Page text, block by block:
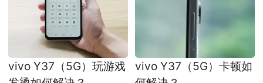
vivo Y37（5G）玩游戏
vivo Y37（5G）卡顿如